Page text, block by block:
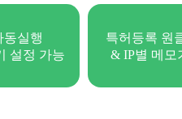
동실행
설정 가능
특허등록 원
& IP별 메모